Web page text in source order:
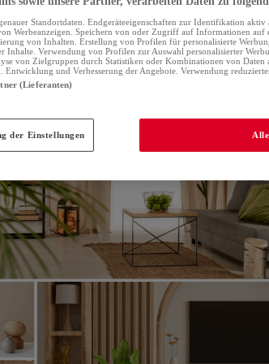
Die Herbstdeko 2025 will sich
mischt Materialien und setzt
Standortdaten. Endgeräteeigenschaften zur Identifikation
Werbeanzeigen. Speichern von oder Zugriff auf Informationen auf
von Inhalten. Erstellung von Profilen für personalisierte
Inhalte. Verwendung von Profilen zur Auswahl personalisierter
von Zielgruppen durch Statistiken oder Kombinationen von Daten
Entwicklung und Verbesserung der Angebote. Verwendung
(Lieferanten)
der Einstellungen